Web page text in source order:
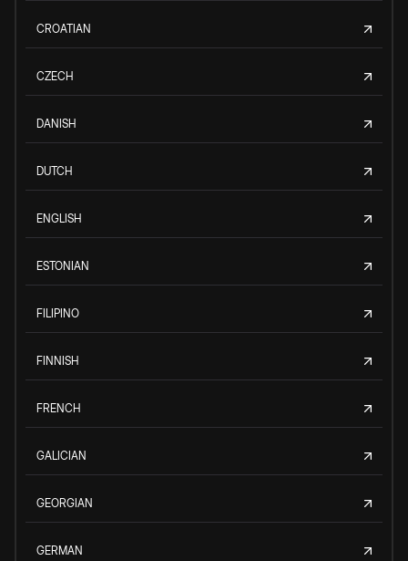
CROATIAN
CZECH
DANISH
DUTCH
ENGLISH
ESTONIAN
FILIPINO
FINNISH
FRENCH
GALICIAN
GEORGIAN
GERMAN